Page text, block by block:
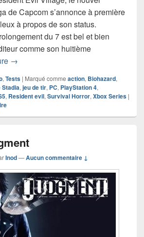
de Capcom s’annonce à première
à propos de son status.
du 7 est bel et bien
comme son huitième
Test de Resident Evil Village
→
, Tests | Marqué comme action, Biohazard,
Stadia, jeu de tir, PC, PlayStation 4,
, Resident evil, Survival Horror, Xbox Series |
Inod—Aucun commentaire ↓